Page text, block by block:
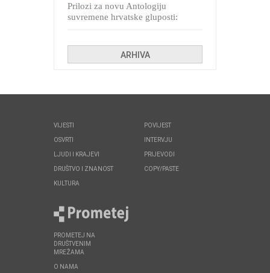
Prilozi za novu Antologiju
suvremene hrvatske gluposti:
ARHIVA
VIJESTI
OSVRTI
LJUDI I KRAJEVI
DRUŠTVO I ZNANOST
KULTURA
POVIJEST
INTERVJU
PRIJEVODI
COPY/PASTE
PROMETEJ NA
DRUŠTVENIM
MREŽAMA
O NAMA